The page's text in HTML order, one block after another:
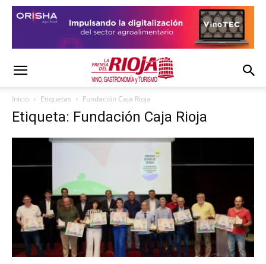
Inicio Etiquetas Fundación Caja Rioja
Etiqueta: Fundación Caja Rioja